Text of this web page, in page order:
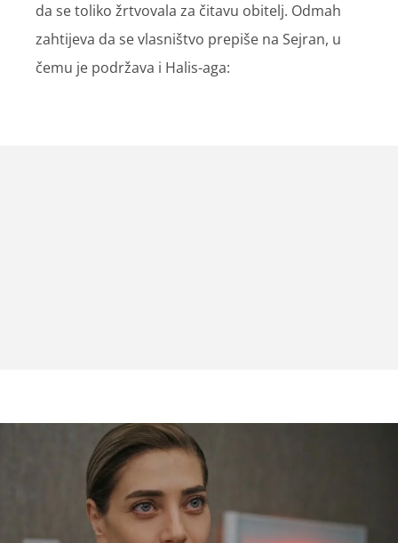
da se toliko žrtvovala za čitavu obitelj. Odmah
zahtijeva da se vlasništvo prepiše na Sejran, u
čemu je podržava i Halis-aga: